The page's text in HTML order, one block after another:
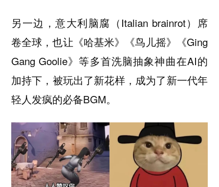
另一边，意大利脑腐（Italian brainrot）席
卷全球，也让《哈基米》《鸟儿摇》《Ging
Gang Goolie》等多首洗脑抽象神曲在AI的
加持下，被玩出了新花样，成为了新一代年
轻人发疯的必备BGM。